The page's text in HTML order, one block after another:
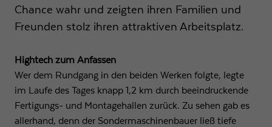
Chance wahr und zeigten ihren Familien und
Freunden stolz ihren attraktiven Arbeitsplatz.
Hightech zum Anfassen
Wer dem Rundgang in den beiden Werken folgte, legte
im Laufe des Tages knapp 1,2 km durch beeindruckende
Fertigungs- und Montagehallen zurück. Zu sehen gab es
allerhand, denn der Sondermaschinenbauer ließ tiefe